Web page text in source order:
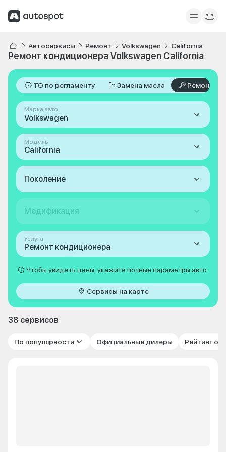
Автосервисы Ремонт Volkswagen California
Ремонт кондиционера Volkswagen California
ТО по регламенту Замена масла Ремонт
Марка авто
Volkswagen
Модель
California
Поколение
Модификация
Услуга
Ремонт кондиционера
Чтобы увидеть цены, укажите полные параметры авто
Сервисы на карте
38 сервисов
По популярности Официальные дилеры Рейтинг